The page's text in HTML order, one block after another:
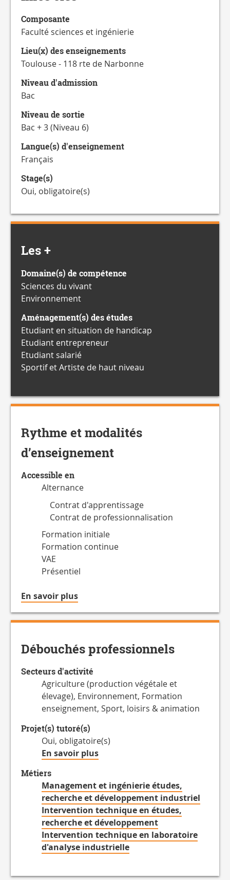
Composante
Faculté sciences et ingénierie
Lieu(x) des enseignements
Toulouse - 118 rte de Narbonne
Niveau d'admission
Bac
Niveau de sortie
Bac + 3 (Niveau 6)
Langue(s) d'enseignement
Français
Stage(s)
Oui, obligatoire(s)
Les +
Domaine(s) de compétence
Sciences du vivant
Environnement
Aménagement(s) des études
Etudiant en situation de handicap
Etudiant entrepreneur
Etudiant salarié
Sportif et Artiste de haut niveau
Rythme et modalités
d’enseignement
Accessible en
Alternance
Contrat d'apprentissage
Contrat de professionnalisation
Formation initiale
Formation continue
VAE
Présentiel
En savoir plusà
du
en
Débouchés professionnels
Secteurs d'activité
Agriculture (production végétale et
élevage), Environnement, Formation
enseignement, Sport, loisirs & animation
Projet(s) tutoré(s)
Oui, obligatoire(s)
En savoir plusà
Projet(s)
tutoré(s)
Métiers
Management et ingénierie études,
recherche et développement industriel
Intervention technique en études,
recherche et développement
Intervention technique en laboratoire
d'analyse industrielle